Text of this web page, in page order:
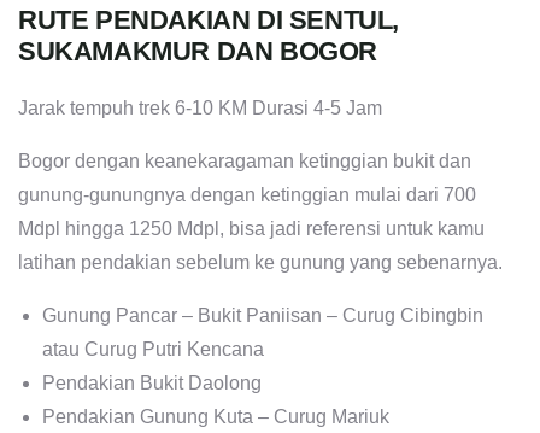
RUTE PENDAKIAN DI SENTUL,
SUKAMAKMUR DAN BOGOR
Jarak tempuh trek 6-10 KM Durasi 4-5 Jam
Bogor dengan keanekaragaman ketinggian bukit dan
gunung-gunungnya dengan ketinggian mulai dari 700
Mdpl hingga 1250 Mdpl, bisa jadi referensi untuk kamu
latihan pendakian sebelum ke gunung yang sebenarnya.
Gunung Pancar – Bukit Paniisan – Curug Cibingbin
atau Curug Putri Kencana
Pendakian Bukit Daolong
Pendakian Gunung Kuta – Curug Mariuk